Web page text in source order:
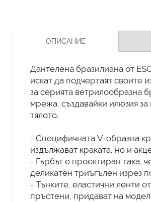
ОПИСАНИЕ
Дантелена бразилиана от
искат да подчертаят своите
за серията ветрилообразна
мрежа, създавайки илюзия
тялото.
- Специфичната V-образна
издължават краката, но и
- Гърбът е проектиран така,
деликатен триъгълен изрез
- Тънките, еластични ленти
пръстени, придават на